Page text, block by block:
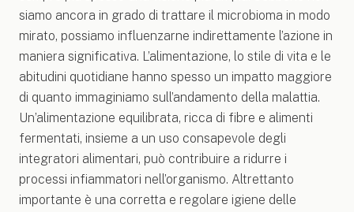
siamo ancora in grado di trattare il microbioma in modo
mirato, possiamo influenzarne indirettamente l’azione in
maniera significativa. L’alimentazione, lo stile di vita e le
abitudini quotidiane hanno spesso un impatto maggiore
di quanto immaginiamo sull’andamento della malattia.
Un’alimentazione equilibrata, ricca di fibre e alimenti
fermentati, insieme a un uso consapevole degli
integratori alimentari, può contribuire a ridurre i
processi infiammatori nell’organismo. Altrettanto
importante è una corretta e regolare igiene delle